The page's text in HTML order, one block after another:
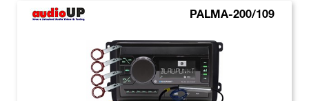
PALMA-200/109